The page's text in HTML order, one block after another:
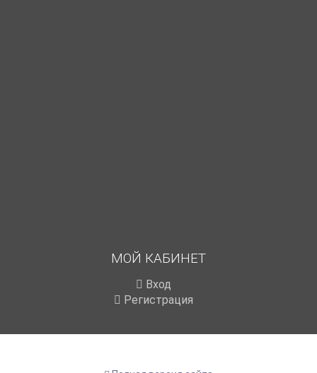
МОЙ КАБИНЕТ
Вход
Регистрация